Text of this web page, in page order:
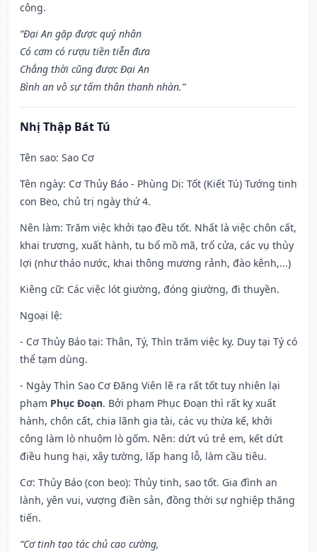
công.
“Đại An gặp được quý nhân
Có cơm có rượu tiền tiễn đưa
Chẳng thời cũng được Đại An
Bình an vô sự tấm thân thanh nhàn.”
Nhị Thập Bát Tú
Tên sao: Sao Cơ
Tên ngày: Cơ Thủy Báo - Phùng Dị: Tốt (Kiết Tú) Tướng tinh
con Beo, chủ trị ngày thứ 4.
Nên làm: Trăm việc khởi tạo đều tốt. Nhất là việc chôn cất,
khai trương, xuất hành, tu bổ mồ mã, trổ cửa, các vụ thủy
lợi (như tháo nước, khai thông mương rảnh, đào kênh,...)
Kiêng cữ: Các việc lót giường, đóng giường, đi thuyền.
Ngoại lệ:
- Cơ Thủy Báo tại: Thân, Tý, Thìn trăm việc kỵ. Duy tại Tý có
thể tạm dùng.
- Ngày Thìn Sao Cơ Đăng Viên lẽ ra rất tốt tuy nhiên lại
phạm Phục Đoạn. Bởi phạm Phục Đoạn thì rất kỵ xuất
hành, chôn cất, chia lãnh gia tài, các vụ thừa kế, khởi
công làm lò nhuộm lò gốm. Nên: dứt vú trẻ em, kết dứt
điều hung hại, xây tường, lấp hang lỗ, làm cầu tiêu.
Cơ: Thủy Báo (con beo): Thủy tinh, sao tốt. Gia đình an
lành, yên vui, vượng điền sản, đồng thời sự nghiệp thăng
tiến.
“Cơ tinh tạo tác chủ cao cường,